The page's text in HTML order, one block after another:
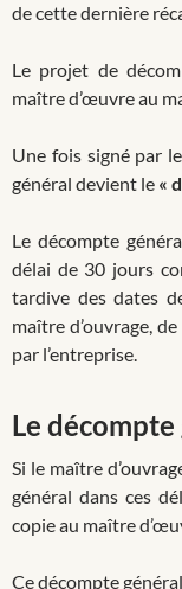
de cette dernière
Le projet de
maître d’œuvre au
Une fois signé par
général devient le «
Le décompte
délai de 30 jours
tardive des dates
maître d’ouvrage,
par l’entreprise.
Le
Si le maître
général dans ces
copie au maître
Ce décompte